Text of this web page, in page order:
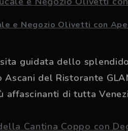
e Negozio Olivetti con
guidata dello
Ascani del Ristorante
affascinanti di tutta